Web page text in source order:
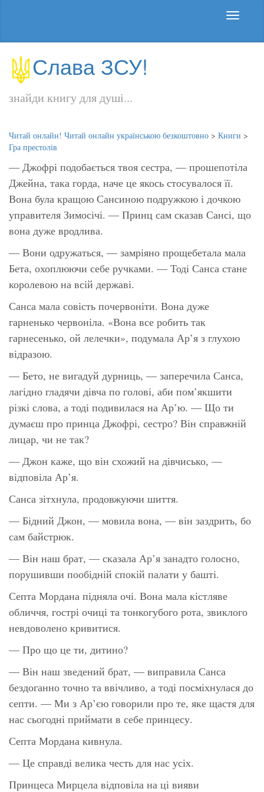
Слава ЗСУ!
знайди книгу для душі...
Читай онлайн! Читай онлайн українською безкоштовно > Книги >
Гра престолів
— Джофрі подобається твоя сестра, — прошепотіла
Джейна, така горда, наче це якось стосувалося її.
Вона була кращою Сансиною подружкою і дочкою
управителя Зимосічі. — Принц сам сказав Сансі, що
вона дуже вродлива.
— Вони одружаться, — замріяно прощебетала мала
Бета, охоплюючи себе ручками. — Тоді Санса стане
королевою на всій державі.
Санса мала совість почервоніти. Вона дуже
гарненько червоніла. «Вона все робить так
гарнесенько, ой лелечки», подумала Ар’я з глухою
відразою.
— Бето, не вигадуй дурниць, — заперечила Санса,
лагідно гладячи дівча по голові, аби пом’якшити
різкі слова, а тоді подивилася на Ар’ю. — Що ти
думаєш про принца Джофрі, сестро? Він справжній
лицар, чи не так?
— Джон каже, що він схожий на дівчисько, —
відповіла Ар’я.
Санса зітхнула, продовжуючи шиття.
— Бідний Джон, — мовила вона, — він заздрить, бо
сам байстрюк.
— Він наш брат, — сказала Ар’я занадто голосно,
порушивши пообідній спокій палати у башті.
Септа Мордана підняла очі. Вона мала кістляве
обличчя, гострі очиці та тонкогубого рота, звиклого
невдоволено кривитися.
— Про що це ти, дитино?
— Він наш зведений брат, — виправила Санса
бездоганно точно та ввічливо, а тоді посміхнулася до
септи. — Ми з Ар’єю говорили про те, яке щастя для
нас сьогодні приймати в себе принцесу.
Септа Мордана кивнула.
— Це справді велика честь для нас усіх.
Принцеса Мирцела відповіла на ці вияви